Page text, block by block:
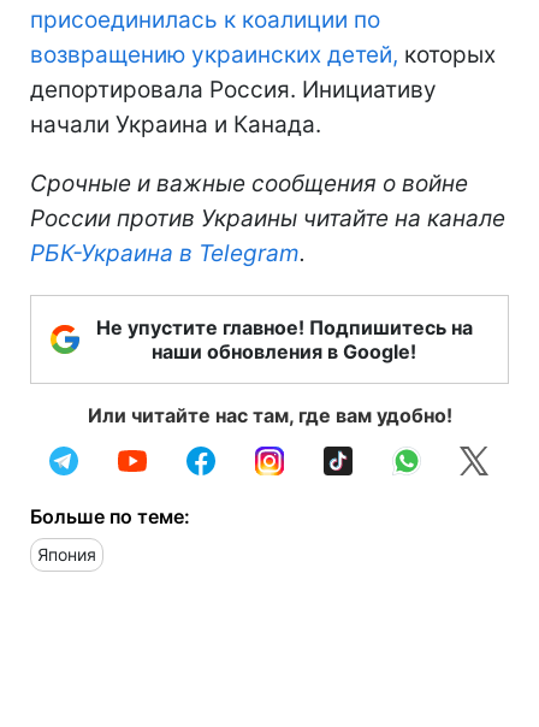
присоединилась к коалиции по
возвращению украинских детей, которых
депортировала Россия. Инициативу
начали Украина и Канада.
Срочные и важные сообщения о войне
России против Украины читайте на канале
РБК-Украина в Telegram.
Не упустите главное! Подпишитесь на
наши обновления в Google!
Или читайте нас там, где вам удобно!
Больше по теме:
Япония